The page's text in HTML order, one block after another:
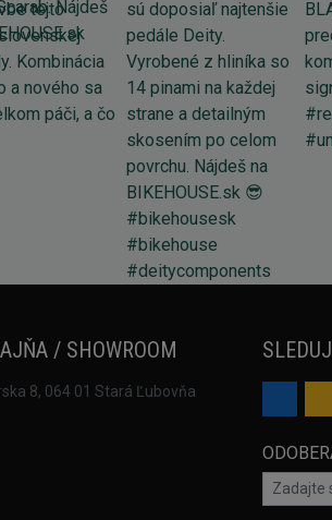
/ SHOWROOM
8, 064 01 Stará Ľubovňa